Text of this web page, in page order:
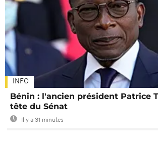
INFO
Bénin : l'ancien président Patrice
tête du Sénat
Il y a 31 minutes